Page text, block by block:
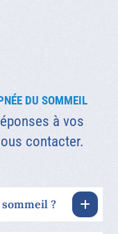
DU SOMMEIL
à vos
contacter.
?